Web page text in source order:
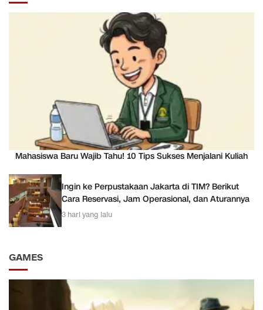
Mahasiswa Baru Wajib Tahu! 10 Tips Sukses Menjalani Kuliah
Ingin ke Perpustakaan Jakarta di TIM? Berikut
Cara Reservasi, Jam Operasional, dan Aturannya
3 hari yang lalu
GAMES